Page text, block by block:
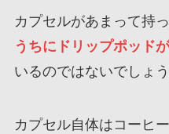
カプセルがあまって持
うちにドリップポッド
いるのではないでしょう
カプセル自体はコーヒ